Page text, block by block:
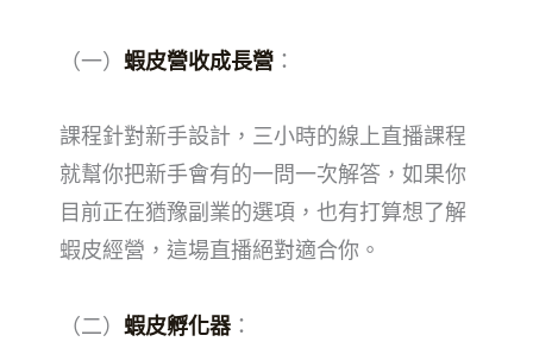
（一） 蝦皮營收成長營 ：
課程針對新手設計，三小時的線上直播課程
就幫你把新手會有的一問一次解答，如果你
目前正在猶豫副業的選項，也有打算想了解
蝦皮經營，這場直播絕對適合你。
（二） 蝦皮孵化器 ：